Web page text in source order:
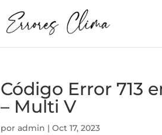
Código Error 713
– Multi V
poradmin |Oct 17, 2023